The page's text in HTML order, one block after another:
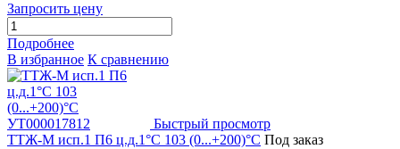
Запросить цену
Подробнее
В избранное К сравнению
Быстрый просмотр
ТТЖ-М исп.1 П6 ц.д.1°С 103 (0...+200)°С Под заказ